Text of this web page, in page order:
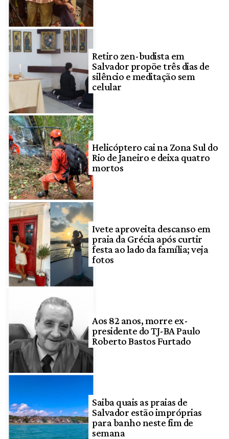
Retiro zen-budista em
Salvador propõe três dias de
silêncio e meditação sem
celular
Helicóptero cai na Zona Sul do
Rio de Janeiro e deixa quatro
mortos
Ivete aproveita descanso em
praia da Grécia após curtir
festa ao lado da família; veja
fotos
Aos 82 anos, morre ex-
presidente do TJ-BA Paulo
Roberto Bastos Furtado
Saiba quais as praias de
Salvador estão impróprias
para banho neste fim de
semana